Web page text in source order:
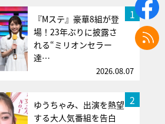
1
『Mステ』豪華8組が登
場！23年ぶりに披露さ
れる“ミリオンセラー
達…
2026.08.07
2
ゆうちゃみ、出演を熱望
する大人気番組を告白